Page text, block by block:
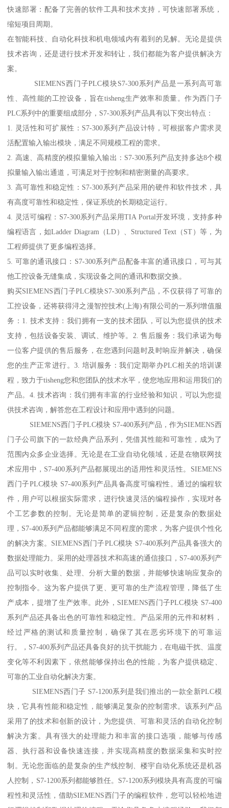
快速部署：配备了完善的软件工具和技术支持，可快速部署系统，
缩短项目周期。
在智能科技、自动化科技和机电领域内有着到的见解。无论是提供
技术咨询，还是进行技术开发和转让，我们都能为客户提供解决方
案。
SIEMENS西门子PLC模块S7-300系列产品是一系列高可靠
性、高性能的工控设备，旨在tisheng生产效率和质量。作为西门子
PLC系列中的重要组成部分，S7-300系列产品具有以下突出特点：
1. 灵活性和可扩展性：S7-300系列产品设计特，可根据客户需求灵
活配置输入输出模块，满足不同规模工程的需求。
2. 高速、高精度的模拟量输入输出：S7-300系列产品支持多达8个模
拟量输入输出通道，可满足对于控制和精密测量的高要求。
3. 高可靠性和稳定性：S7-300系列产品采用的硬件和软件技术，具
有高度可靠性和稳定性，保证系统的长期稳定运行。
4. 灵活可编程：S7-300系列产品采用TIA Portal开发环境，支持多种
编程语言，如Ladder Diagram（LD）、Structured Text（ST）等，为
工程师提供了更多编程选择。
5. 可靠的通讯接口：S7-300系列产品配备丰富的通讯接口，可与其
他工控设备无缝集成，实现设备之间的通讯和数据交换。
购买SIEMENS西门子PLC模块S7-300系列产品，不仅获得了可靠的
工控设备，还将获得浔之漫智控技术(上海)有限公司的一系列增值服
务：1. 技术支持：我们拥有一支的技术团队，可以为您提供的技术
支持，包括设备安装、调试、维护等。2. 售后服务：我们承诺为每
一位客户提供的售后服务，在您遇到问题时及时响应并解决，确保
您的生产正常进行。3. 培训服务：我们定期举办PLC相关的培训课
程，致力于tisheng您和您团队的技术水平，使您地应用和运用我们的
产品。4. 技术咨询：我们拥有丰富的行业经验和知识，可以为您提
供技术咨询，解答您在工程设计和应用中遇到的问题。
SIEMENS西门子PLC模块 S7-400系列产品，作为SIEMENS西
门子公司旗下的一款经典产品系列，凭借其性能和可靠性，成为了
范围内众多企业选择。无论是在工业自动化领域，还是在物联网技
术应用中，S7-400系列产品都展现出的适用性和灵活性。SIEMENS
西门子PLC模块 S7-400系列产品具备高度可编程性。通过的编程软
件，用户可以根据实际需求，进行快速灵活的编程操作，实现对各
个工艺参数的控制。无论是简单的逻辑控制，还是复杂的数据处
理，S7-400系列产品都能够满足不同程度的需求，为客户提供个性化
的解决方案。SIEMENS西门子PLC模块 S7-400系列产品具备强大的
数据处理能力。采用的处理器技术和高速的通信接口，S7-400系列产
品可以实时收集、处理、分析大量的数据，并能够快速响应复杂的
控制指令。这为客户提供了更、更可靠的生产流程管理，降低了生
产成本，提增了生产效率。此外，SIEMENS西门子PLC模块 S7-400
系列产品还具备出色的可靠性和稳定性。产品采用的元件和材料，
经过严格的测试和质量控制，确保了其在恶劣环境下的可靠运
行。，S7-400系列产品还具备良好的抗干扰能力，在电磁干扰、温度
变化等不利因素下，依然能够保持出色的性能，为客户提供稳定、
可靠的工业自动化解决方案。
SIEMENS西门子 S7-1200系列是我们推出的一款全新PLC模
块，它具有性能和稳定性，能够满足复杂的控制需求。该系列产品
采用了的技术和创新的设计，为您提供、可靠和灵活的自动化控制
解决方案。具有强大的处理能力和丰富的接口选项，能够与传感
器、执行器和设备快速连接，并实现高精度的数据采集和实时控
制。无论您面临的是复杂的生产线控制、楼宇自动化系统还是机器
人控制，S7-1200系列都能够胜任。S7-1200系列模块具有高度的可编
程性和灵活性，借助SIEMENS西门子的编程软件，您可以轻松地进